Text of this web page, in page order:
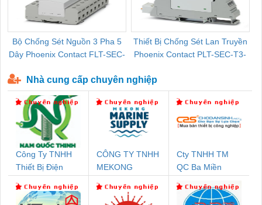
Bộ Chống Sét Nguồn 3 Pha 5
Dây Phoenix Contact FLT-SEC-
Thiết Bị Chống Sét Lan Truyền
Phoenix Contact PLT-SEC-T3-
Nhà cung cấp chuyên nghiệp
Công Ty TNHH
Thiết Bị Điện
CÔNG TY TNHH
MEKONG
SUPPLY
Cty TNHH TM
QC Ba Miền